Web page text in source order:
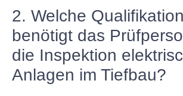
2. Welche
benötigt das
die Inspektion
Anlagen im Tiefbau?